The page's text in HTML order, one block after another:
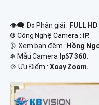
👁️‍🗨 Độ Phân giải : FULL
®️ Công Nghệ Camera :
IP.
🌛 Xem ban đêm : Hồng
❄ Mẫu Camera Ip67 360.
️💠 Ưu Điểm : Xoay Zoom.